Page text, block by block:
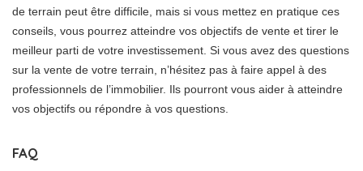
de terrain peut être difficile, mais si vous mettez en pratique ces
conseils, vous pourrez atteindre vos objectifs de vente et tirer le
meilleur parti de votre investissement. Si vous avez des questions
sur la vente de votre terrain, n’hésitez pas à faire appel à des
professionnels de l’immobilier. Ils pourront vous aider à atteindre
vos objectifs ou répondre à vos questions.
FAQ